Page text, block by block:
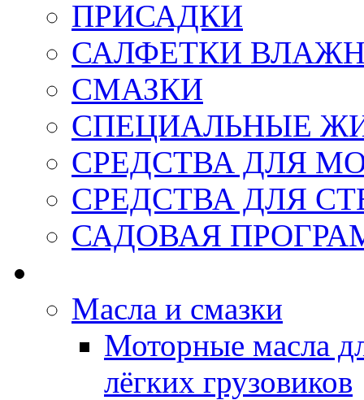
ПРИСАДКИ
САЛФЕТКИ
СМАЗКИ
СПЕЦИАЛЬНЫЕ
СРЕДСТВА ДЛЯ
СРЕДСТВА ДЛЯ
САДОВАЯ
Масла и смазки
Моторные масла
лёгких грузовиков